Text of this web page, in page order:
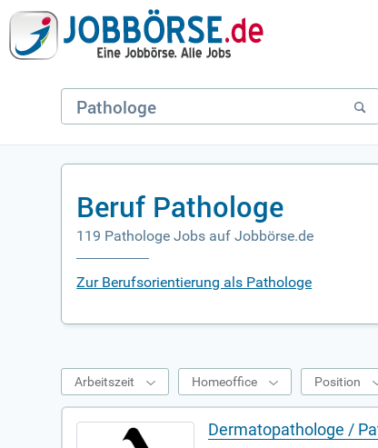
Beruf Pathologe
119 Pathologe Jobs auf Jobbörse.de
Zur Berufsorientierung als Pathologe
Arbeitszeit Homeoffice Position
Dermatopathologe /